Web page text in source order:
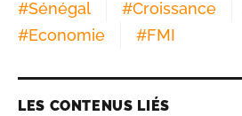
#Sénégal #Croissance
#Economie #FMI
LES CONTENUS LIÉS